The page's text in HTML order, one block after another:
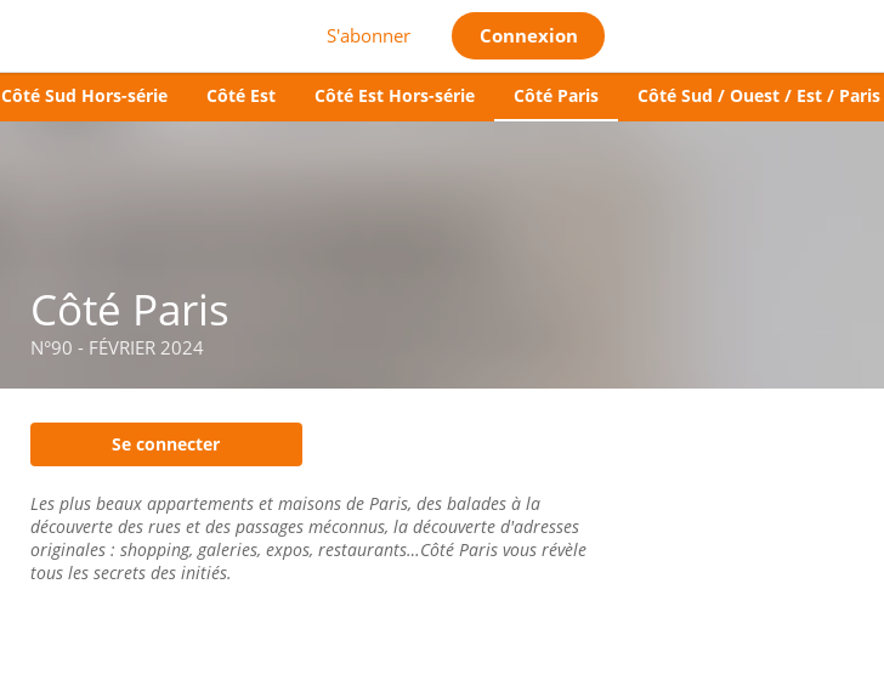
S'abonner Connexion
Côté Sud Hors-série Côté Est Côté Est Hors-série Côté Paris Côté Sud / Ouest / Est / Paris
Côté Paris
N°90 - FÉVRIER 2024
Se connecter
Les plus beaux appartements et maisons de Paris, des balades à la
découverte des rues et des passages méconnus, la découverte d'adresses
originales : shopping, galeries, expos, restaurants…Côté Paris vous révèle
tous les secrets des initiés.